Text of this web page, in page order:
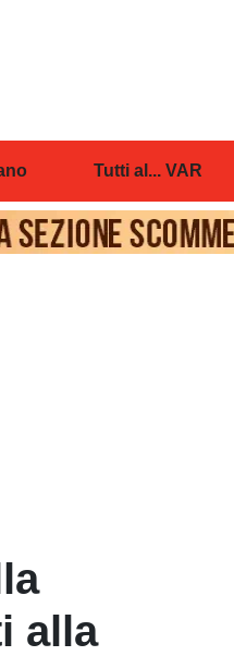
Tutti al... VAR
alla